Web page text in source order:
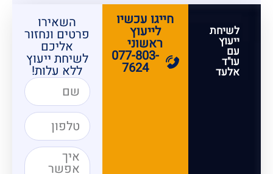
לשיחת
ייעוץ
עם
עו"ד
אלעד
חייגו עכשיו
לייעוץ
ראשוני
077-803-
7624
השאירו
פרטים ונחזור
אליכם
לשיחת ייעוץ
ללא עלות!